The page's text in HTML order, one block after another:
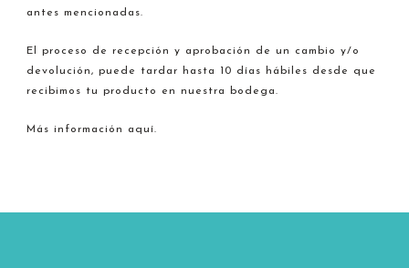
antes mencionadas.
El proceso de recepción y aprobación de un cambio y/o
devolución, puede tardar hasta 10 días hábiles desde que
recibimos tu producto en nuestra bodega.
Más información aquí.